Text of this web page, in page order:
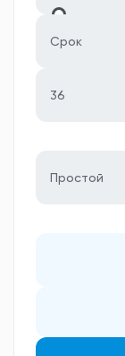
Срок
36
Простой